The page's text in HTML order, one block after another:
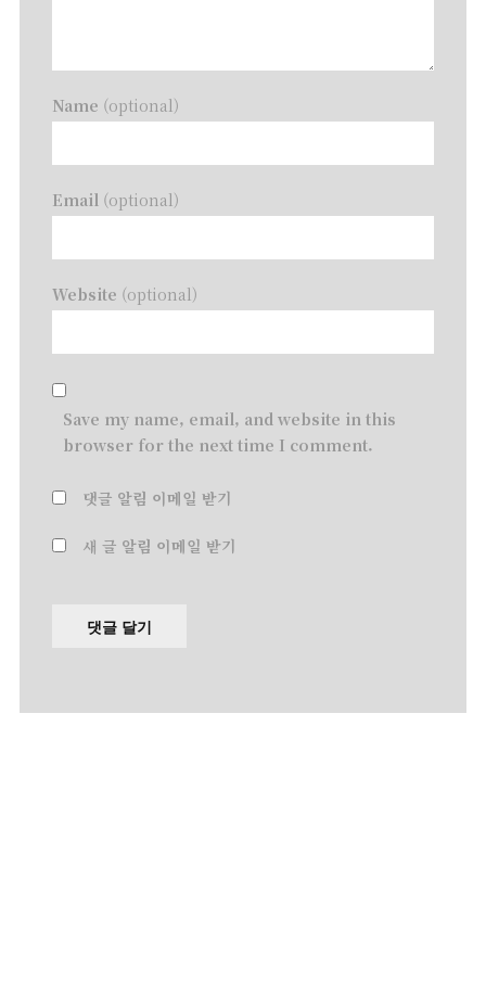
Name (optional)
Email (optional)
Website (optional)
Save my name, email, and website in this
browser for the next time I comment.
댓글 알림 이메일 받기
새 글 알림 이메일 받기